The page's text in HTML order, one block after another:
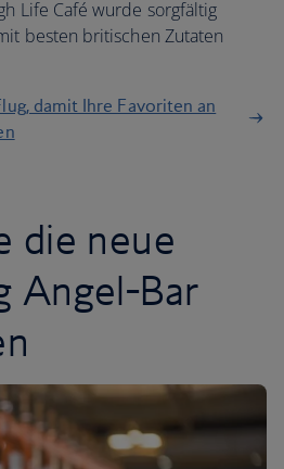
Life Café wurde sorgfältig
besten britischen Zutaten
damit Ihre Favoriten an
die neue
Angel-Bar